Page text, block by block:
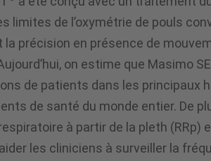
limites de l’oxymétrie de pouls
la précision en présence de
on estime que Masimo
de patients dans les principaux
de santé du monde entier. De
à partir de la pleth (RRp)
les cliniciens à surveiller la